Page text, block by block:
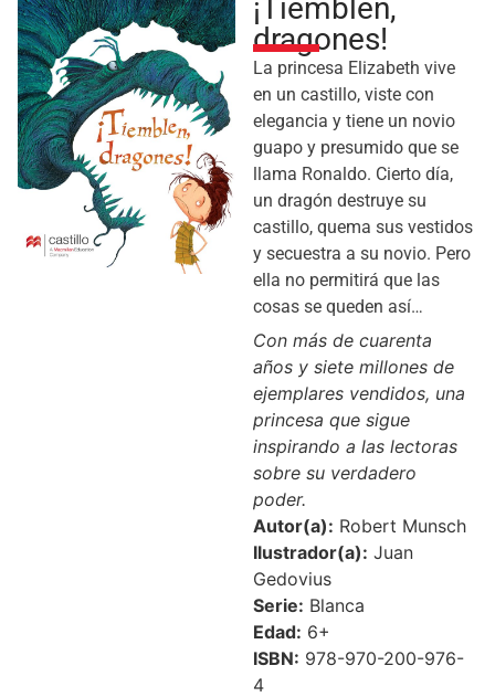
¡Tiemblen,
dragones!
La princesa Elizabeth vive
en un castillo, viste con
elegancia y tiene un novio
guapo y presumido que se
llama Ronaldo. Cierto día,
un dragón destruye su
castillo, quema sus vestidos
y secuestra a su novio. Pero
ella no permitirá que las
cosas se queden así…
Con más de cuarenta
años y siete millones de
ejemplares vendidos, una
princesa que sigue
inspirando a las lectoras
sobre su verdadero
poder.
Autor(a): Robert Munsch
Ilustrador(a): Juan
Gedovius
Serie: Blanca
Edad: 6+
ISBN: 978-970-200-976-
4